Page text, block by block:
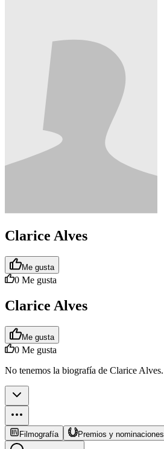
Clarice Alves
Me gusta
0 Me gusta
Clarice Alves
Me gusta
0 Me gusta
No tenemos la biografía de Clarice Alves.
Filmografía Premios y nominaciones